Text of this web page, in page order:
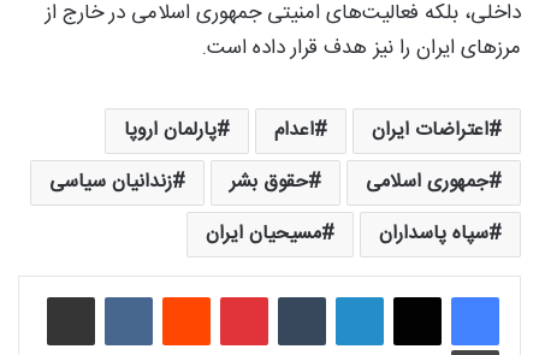
داخلی، بلکه فعالیت‌های امنیتی جمهوری اسلامی در خارج از
مرزهای ایران را نیز هدف قرار داده است.
اعتراضات ایران اعدام
پارلمان اروپا
جمهوری اسلامی
حقوق بشر
زندانیان سیاسی
سپاه پاسداران
مسیحیان ایران
لینکدین ‫تامبلر ‫پین‌ترست‫رددیت ‫VKontakteاشتراک گذاری از طریق ایمیل
چاپ